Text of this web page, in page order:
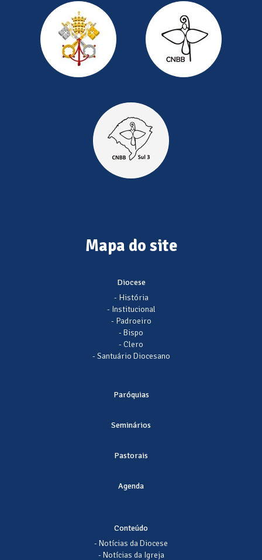
Mapa do site
Diocese
- História
- Institucional
- Padroeiro
- Bispo
- Clero
- Santuário Diocesano
Paróquias
Seminários
Pastorais
Agenda
Conteúdo
- Notícias da Diocese
- Notícias da Igreja